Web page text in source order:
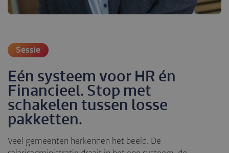
Sessie
Eén systeem voor HR én
Financieel. Stop met
schakelen tussen losse
pakketten.
Veel gemeenten herkennen het beeld. De